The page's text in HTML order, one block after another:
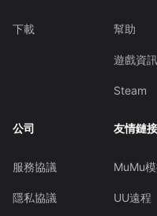
下載 幫助
遊戲資訊
Steam
公司
服務協議
隱私協議
友情鏈接
MuMu
UU遠程